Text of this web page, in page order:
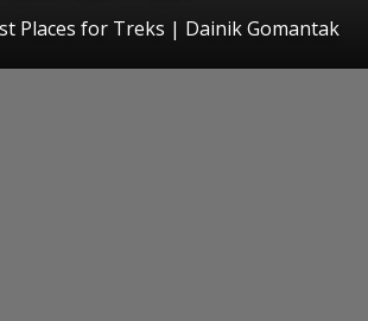
Places for Treks | Dainik Gomantak